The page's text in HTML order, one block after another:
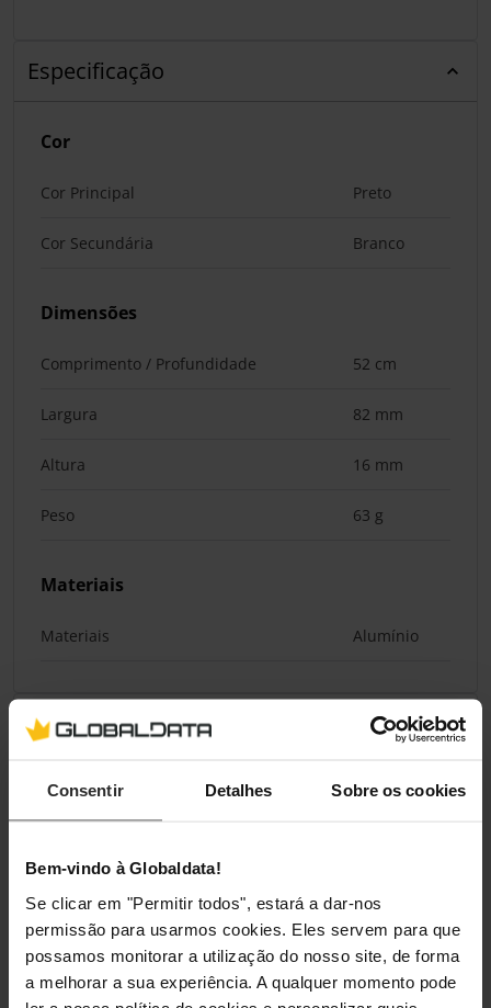
Consentir Detalhes Sobre os cookies
Bem-vindo à Globaldata!
Se clicar em "Permitir todos", estará a dar-nos
permissão para usarmos cookies. Eles servem para que
possamos monitorar a utilização do nosso site, de forma
a melhorar a sua experiência. A qualquer momento pode
Especificação
Cor
Cor Principal Preto
Cor Secundária Branco
Dimensões
Comprimento / Profundidade 52 cm
Largura 82 mm
Altura 16 mm
Peso 63 g
Materiais
Materiais Alumínio
Classificações